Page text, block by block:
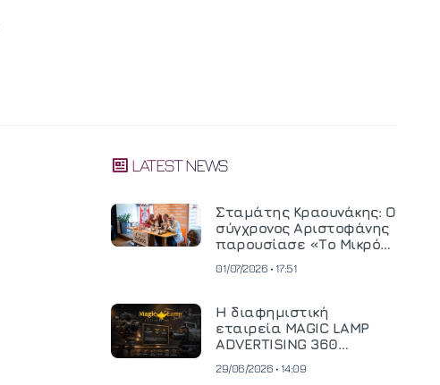
LATEST NEWS
Σταμάτης Κραουνάκης: Ο
σύγχρονος Αριστοφάνης
παρουσίασε «Το Μικρό
01/07/2026 • 17:51
Η διαφημιστική
εταιρεία MAGIC LAMP
ADVERTISING 360
κινηματογραφική
29/06/2026 • 14:09